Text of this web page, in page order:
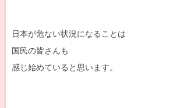
日本が危ない状況になることは
国民の皆さんも
感じ始めていると思います。